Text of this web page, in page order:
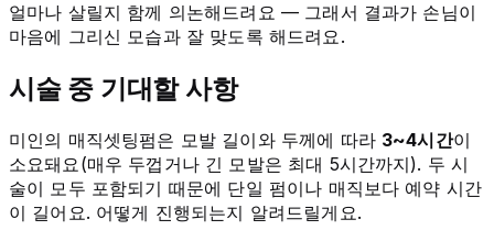
얼마나 살릴지 함께 의논해드려요 — 그래서 결과가 손님이
마음에 그리신 모습과 잘 맞도록 해드려요.
시술 중 기대할 사항
미인의 매직셋팅펌은 모발 길이와 두께에 따라 3~4시간이
소요돼요(매우 두껍거나 긴 모발은 최대 5시간까지). 두 시
술이 모두 포함되기 때문에 단일 펌이나 매직보다 예약 시간
이 길어요. 어떻게 진행되는지 알려드릴게요.